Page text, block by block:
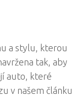
a stylu, kterou
tak, aby
auto, které
v našem článku.